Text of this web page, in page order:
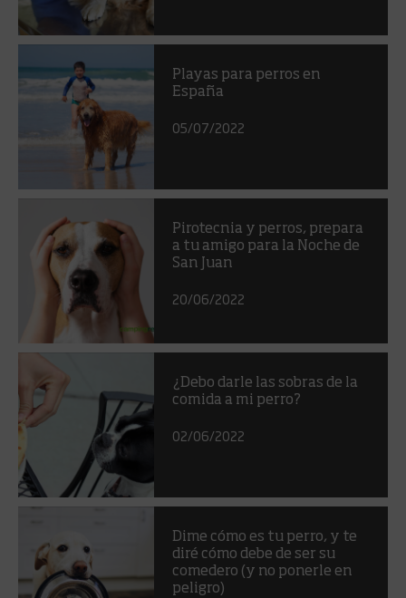
Playas para perros en
España
05/07/2022
Pirotecnia y perros, prepara
a tu amigo para la Noche de
San Juan
20/06/2022
¿Debo darle las sobras de la
comida a mi perro?
02/06/2022
Dime cómo es tu perro, y te
diré cómo debe de ser su
comedero (y no ponerle en
peligro)